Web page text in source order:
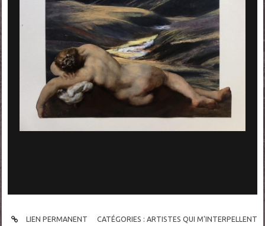
LIEN PERMANENT CATÉGORIES : ARTISTES QUI M'INTERPELLENT